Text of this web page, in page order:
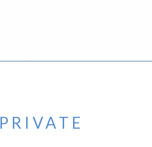
PRIVATE